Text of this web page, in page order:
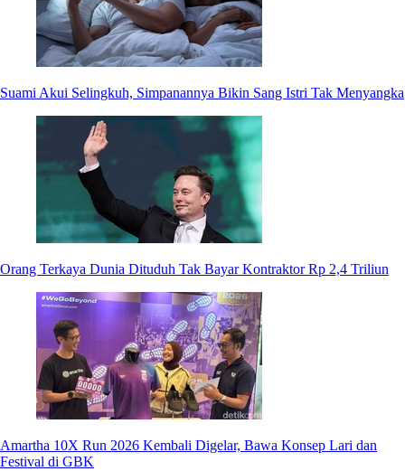
Suami Akui Selingkuh, Simpanannya Bikin Sang Istri Tak Menyangka
Orang Terkaya Dunia Dituduh Tak Bayar Kontraktor Rp 2,4 Triliun
Amartha 10X Run 2026 Kembali Digelar, Bawa Konsep Lari dan
Festival di GBK